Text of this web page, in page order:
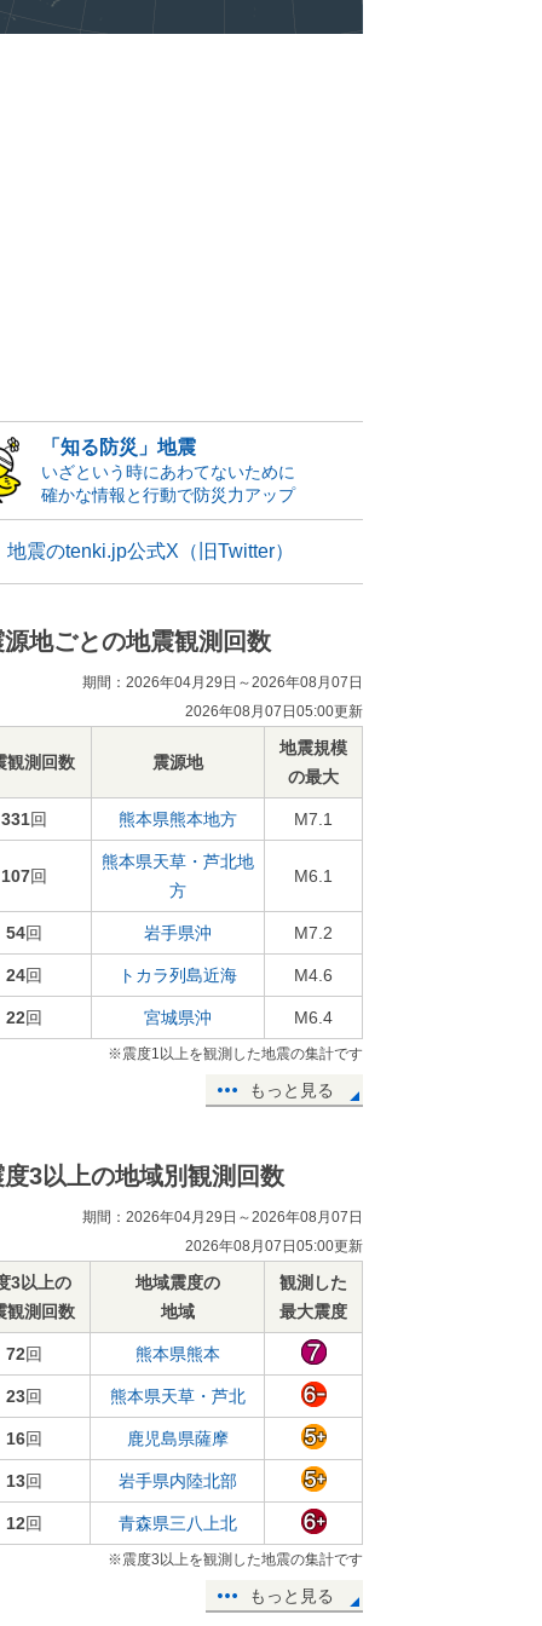
「知る防災」地震
いざという時にあわてないために
確かな情報と行動で防災力アップ
地震のtenki.jp公式X（旧Twitter）
源地ごとの地震観測回数
期間：2026年04月29日～2026年08月07日
2026年08月07日05:00更新
観測回数 震源地
地震規模
の最大
331回 熊本県熊本地方 M7.1
107回
熊本県天草・芦北地
方
M6.1
54回 岩手県沖 M7.2
24回 トカラ列島近海 M4.6
22回 宮城県沖 M6.4
※震度1以上を観測した地震の集計です
もっと見る
度3以上の地域別観測回数
期間：2026年04月29日～2026年08月07日
2026年08月07日05:00更新
3以上の
観測回数
地域震度の
地域
観測した
最大震度
72回 熊本県熊本
23回 熊本県天草・芦北
16回 鹿児島県薩摩
13回 岩手県内陸北部
12回 青森県三八上北
※震度3以上を観測した地震の集計です
もっと見る